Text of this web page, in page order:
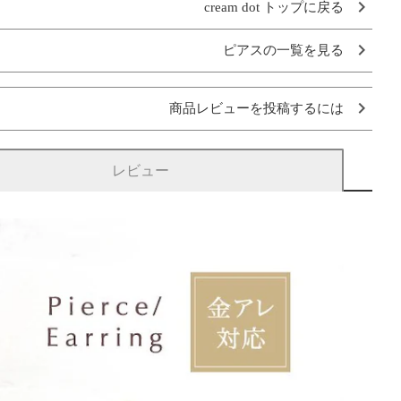
cream dot トップに戻る
ピアスの一覧を見る
商品レビューを投稿するには
レビュー